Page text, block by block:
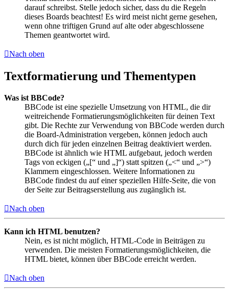
darauf schreibst. Stelle jedoch sicher, dass du die Regeln
dieses Boards beachtest! Es wird meist nicht gerne gesehen,
wenn ohne triftigen Grund auf alte oder abgeschlossene
Themen geantwortet wird.
Nach oben
Textformatierung und Thementypen
Was ist BBCode?
BBCode ist eine spezielle Umsetzung von HTML, die dir
weitreichende Formatierungsmöglichkeiten für deinen Text
gibt. Die Rechte zur Verwendung von BBCode werden durch
die Board-Administration vergeben, können jedoch auch
durch dich für jeden einzelnen Beitrag deaktiviert werden.
BBCode ist ähnlich wie HTML aufgebaut, jedoch werden
Tags von eckigen („[“ und „]“) statt spitzen („<“ und „>“)
Klammern eingeschlossen. Weitere Informationen zu
BBCode findest du auf einer speziellen Hilfe-Seite, die von
der Seite zur Beitragserstellung aus zugänglich ist.
Nach oben
Kann ich HTML benutzen?
Nein, es ist nicht möglich, HTML-Code in Beiträgen zu
verwenden. Die meisten Formatierungsmöglichkeiten, die
HTML bietet, können über BBCode erreicht werden.
Nach oben